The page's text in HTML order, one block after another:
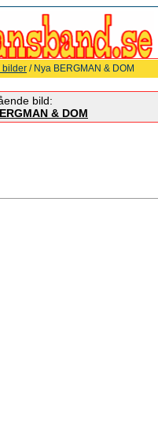
bilder / Nya BERGMAN & DOM
bild:
& DOM